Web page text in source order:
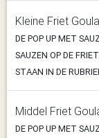
Kleine Friet
DE POP UP MET
SAUZEN OP DE
STAAN IN DE
Middel Friet
DE POP UP MET